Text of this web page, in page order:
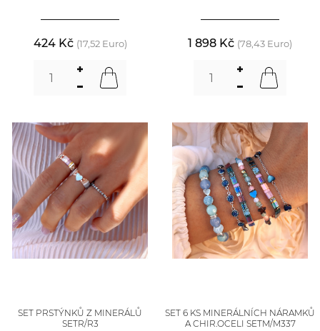
424 Kč (17,52 Euro) 1 898 Kč (78,43 Euro)
SET PRSTÝNKŮ Z MINERÁLŮ
SETR/R3
SET 6 KS MINERÁLNÍCH NÁRAMKŮ
A CHIR.OCELI SETM/M337